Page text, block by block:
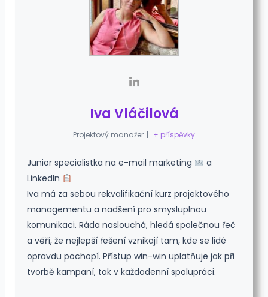
Iva Vláčilová
Projektový manažer | + příspěvky
Junior specialistka na e-mail marketing
a
LinkedIn
Iva má za sebou rekvalifikační kurz projektového
managementu a nadšení pro smysluplnou
komunikaci. Ráda naslouchá, hledá společnou řeč
a věří, že nejlepší řešení vznikají tam, kde se lidé
opravdu pochopí. Přístup win-win uplatňuje jak při
tvorbě kampaní, tak v každodenní spolupráci.